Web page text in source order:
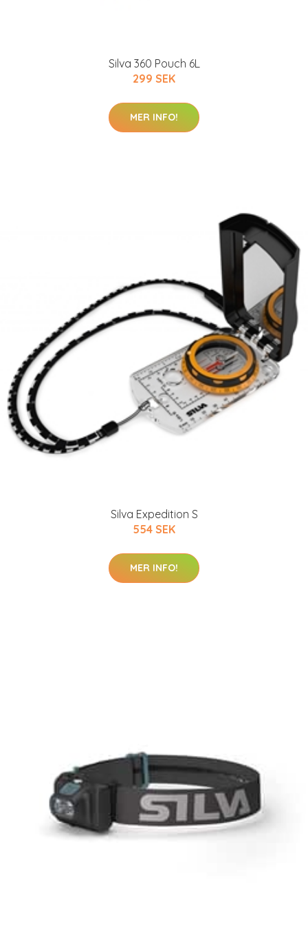
Silva 360 Pouch 6L
299 SEK
MER INFO!
Silva Expedition S
554 SEK
MER INFO!